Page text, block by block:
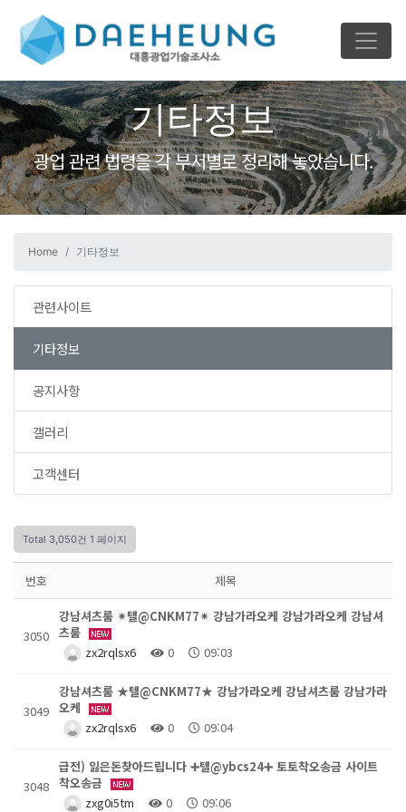
기타정보
광업 관련 법령을 각 부서별로 정리해 놓았습니다.
Home 기타정보
관련사이트
기타정보
공지사항
갤러리
고객센터
Total 3,050건 1 페이지
번호 제목
3050
강남셔츠룸 ✴텔@CNKM77✴ 강남가라오케 강남가라오케 강남셔
츠룸
zx2rqlsx6
0 09:03
3049
강남셔츠룸 ★텔@CNKM77★ 강남가라오케 강남셔츠룸 강남가라
오케
zx2rqlsx6
0 09:04
3048
급전) 잃은돈찾아드립니다 ➕텔@ybcs24➕ 토토착오송금 사이트
착오송금
zxg0i5tm
0 09:06